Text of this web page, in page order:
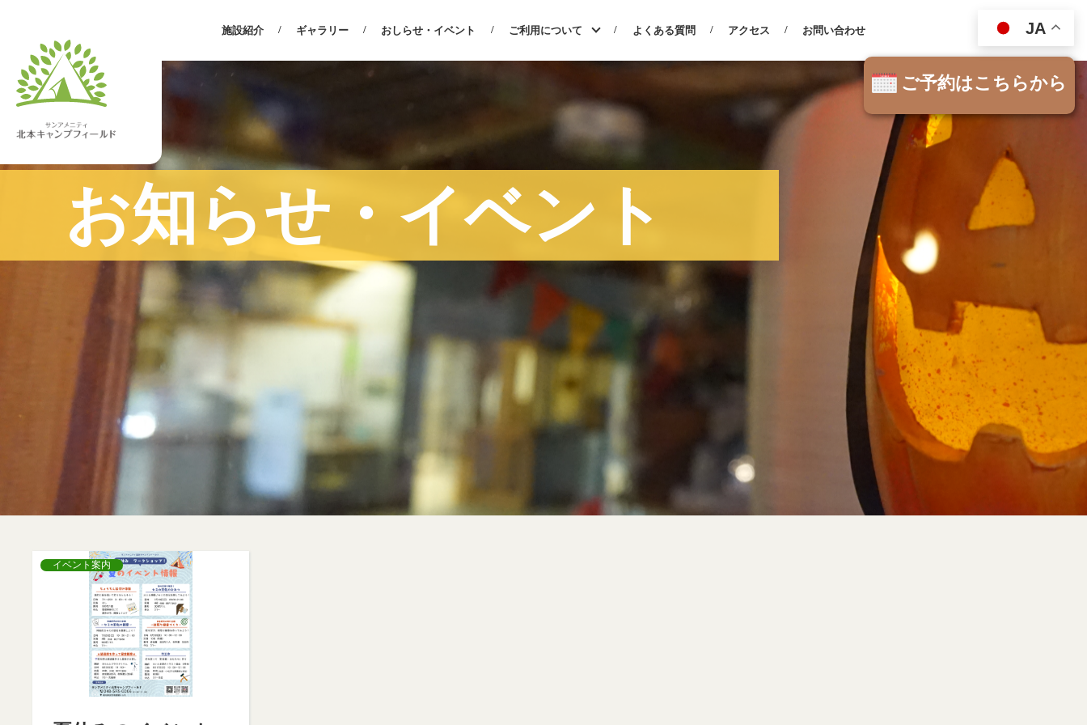
施設紹介 ギャラリー おしらせ・イベント ご利用について よくある質問 アクセス お問い合わせ
ご予約はこちらから
JA
お知らせ・イベント
イベント案内